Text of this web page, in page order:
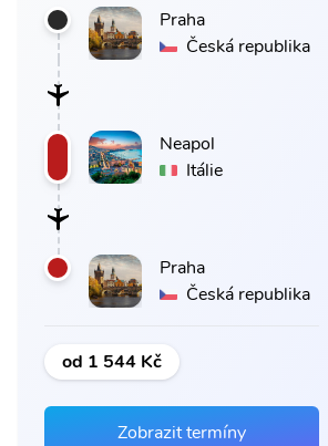
Praha
Česká republika
Neapol
Itálie
Praha
Česká republika
od 1 544 Kč
Zobrazit termíny